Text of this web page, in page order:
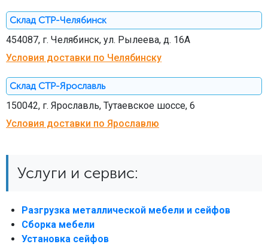
Склад СТР-Челябинск
454087, г. Челябинск, ул. Рылеева, д. 16А
Условия доставки по Челябинску
Склад СТР-Ярославль
150042, г. Ярославль, Тутаевское шоссе, 6
Условия доставки по Ярославлю
Услуги и сервис:
Разгрузка металлической мебели и сейфов
Сборка мебели
Установка сейфов